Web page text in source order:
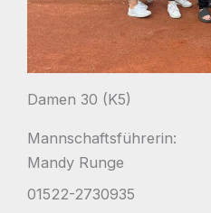
Damen 30 (K5)
Mannschaftsführerin:
Mandy Runge
01522-2730935